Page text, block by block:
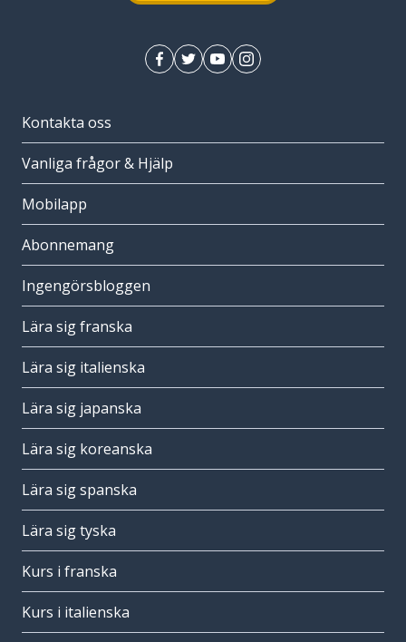
Kontakta oss
Vanliga frågor & Hjälp
Mobilapp
Abonnemang
Ingengörsbloggen
Lära sig franska
Lära sig italienska
Lära sig japanska
Lära sig koreanska
Lära sig spanska
Lära sig tyska
Kurs i franska
Kurs i italienska